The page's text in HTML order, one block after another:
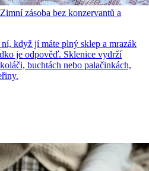
zásoba bez konzervantů a
když jí máte plný sklep a mrazák
je odpověď. Sklenice vydrží
buchtách nebo palačinkách,